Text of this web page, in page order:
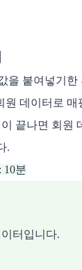
을 붙여넣기한
데이터로 매
끝나면 회원
.
10분
터입니다.